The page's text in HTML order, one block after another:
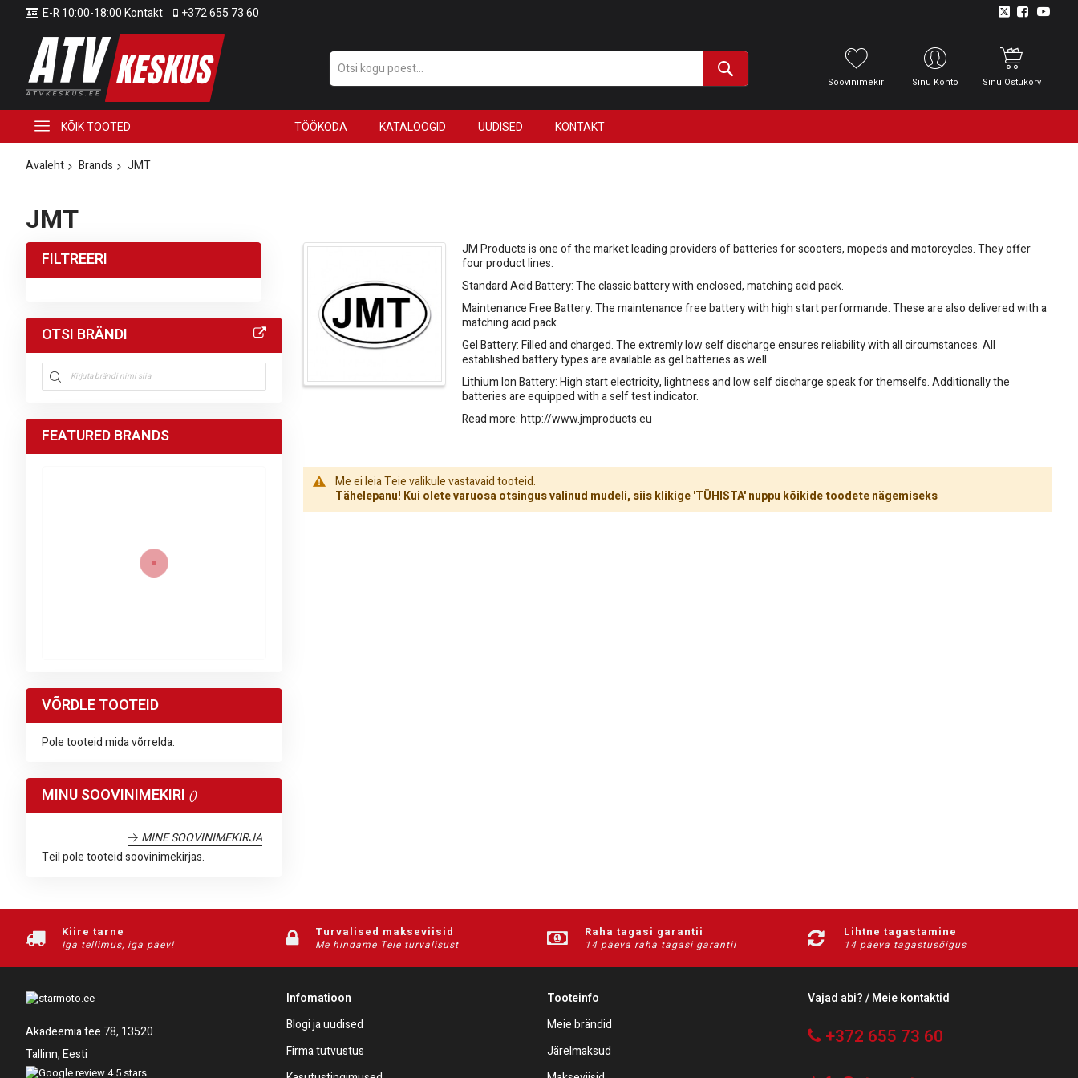
E-R 10:00-18:00 Kontakt +372 655 73 60
Soovinimekiri Sinu Konto Sinu Ostukorv
KÕIK TOOTED TÖÖKODA KATALOOGID UUDISED KONTAKT
Avaleht Brands JMT
JMT
JM Products is one of the market leading providers of batteries for scooters, mopeds and motorcycles. They offer
four product lines:
Standard Acid Battery: The classic battery with enclosed, matching acid pack.
Maintenance Free Battery: The maintenance free battery with high start performande. These are also delivered with a
matching acid pack.
Gel Battery: Filled and charged. The extremly low self discharge ensures reliability with all circumstances. All
established battery types are available as gel batteries as well.
Lithium Ion Battery: High start electricity, lightness and low self discharge speak for themselfs. Additionally the
batteries are equipped with a self test indicator.
Read more:http://www.jmproducts.eu
Me ei leia Teie valikule vastavaid tooteid.
Tähelepanu! Kui olete varuosa otsingus valinud mudeli, siis klikige 'TÜHISTA' nuppu kõikide toodete nägemiseks
FILTREERI
OTSI BRÄNDI
FEATURED BRANDS
VÕRDLE TOOTEID
Pole tooteid mida võrrelda.
MINU SOOVINIMEKIRI
MINE SOOVINIMEKIRJA
Teil pole tooteid soovinimekirjas.
Kiire tarne
Iga tellimus, iga päev!
Turvalised makseviisid
Me hindame Teie turvalisust
Raha tagasi garantii
14 päeva raha tagasi garantii
Lihtne tagastamine
14 päeva tagastusõigus
Akadeemia tee 78, 13520
Tallinn, Eesti
Infomatioon
Blogi ja uudised
Firma tutvustus
Tooteinfo
Meie brändid
Järelmaksud
Vajad abi? / Meie kontaktid
+372 655 73 60